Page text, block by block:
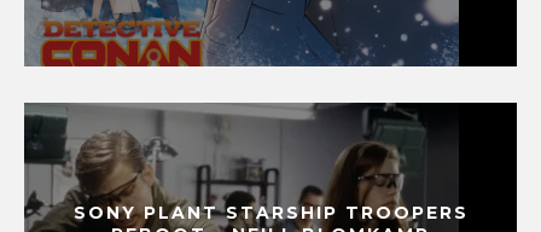
SONY PLANT STARSHIP TROOPERS